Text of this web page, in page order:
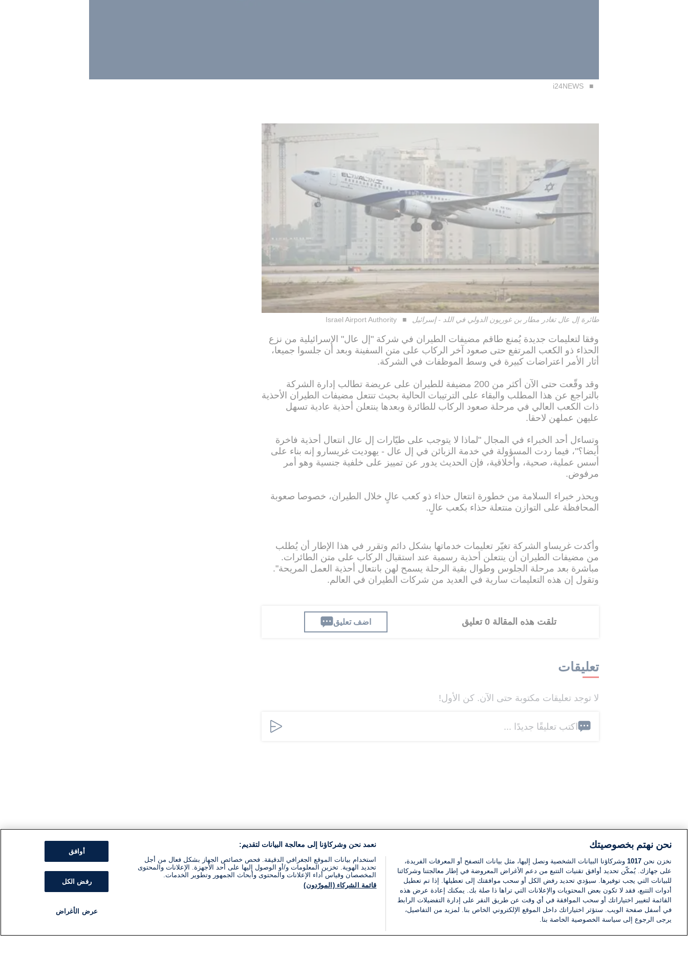
i24NEWS
طائرة إل عال تغادر مطار بن غوريون الدولي في اللد - إسرائيل Israel Airport Authority
وفقا لتعليمات جديدة يُمنع طاقم مضيفات الطيران في شركة "إل عال" الإسرائيلية من نزع
الحذاء ذو الكعب المرتفع حتى صعود آخر الركاب على متن السفينة وبعد أن جلسوا جميعا،
أثار الأمر اعتراضات كبيرة في وسط الموظفات في الشركة.
وقد وقّعت حتى الآن أكثر من 200 مضيفة للطيران على عريضة تطالب إدارة الشركة
بالتراجع عن هذا المطلب والبقاء على الترتيبات الحالية بحيث تنتعل مضيفات الطيران الأحذية
ذات الكعب العالي في مرحلة صعود الركاب للطائرة وبعدها ينتعلن أحذية عادية تسهل
عليهن عملهن لاحقا.
وتساءل أحد الخبراء في المجال "لماذا لا يتوجب على طيّارات إل عال انتعال أحذية فاخرة
أيضا؟"، فيما ردت المسؤولة في خدمة الزبائن في إل عال - يهوديت غريسارو إنه بناء على
أسس عملية، صحية، وأخلاقية، فإن الحديث يدور عن تمييز على خلفية جنسية وهو أمر
مرفوض.
ويحذر خبراء السلامة من خطورة انتعال حذاء ذو كعب عالٍ خلال الطيران، خصوصا صعوبة
المحافظة على التوازن منتعلة حذاء بكعب عالٍ.
وأكدت غريساو الشركة تغيّر تعليمات خدماتها بشكل دائم وتقرر في هذا الإطار أن يُطلب
من مضيفات الطيران أن ينتعلن أحذية رسمية عند استقبال الركاب على متن الطائرات.
مباشرة بعد مرحلة الجلوس وطوال بقية الرحلة يسمح لهن بانتعال أحذية العمل المريحة".
وتقول إن هذه التعليمات سارية في العديد من شركات الطيران في العالم.
تلقت هذه المقالة 0 تعليق اضف تعليق
تعليقات
لا توجد تعليقات مكتوبة حتى الآن. كن الأول!
اكتب تعليقًا جديدًا ...
نحن نهتم بخصوصيتك
نخزن نحن 1017 وشركاؤنا البيانات الشخصية ونصل إليها، مثل بيانات التصفح أو المعرفات الفريدة،
على جهازك. يُمكّن تحديد أوافق تقنيات التتبع من دعم الأغراض المعروضة في إطار معالجتنا وشركائنا
للبيانات التي يجب توفيرها. سيؤدي تحديد رفض الكل أو سحب موافقتك إلى تعطيلها. إذا تم تعطيل
أدوات التتبع، فقد لا تكون بعض المحتويات والإعلانات التي تراها ذا صلة بك. يمكنك إعادة عرض هذه
القائمة لتغيير اختياراتك أو سحب الموافقة في أي وقت عن طريق النقر على إدارة التفضيلات الرابط
في أسفل صفحة الويب. ستؤثر اختياراتك داخل الموقع الإلكتروني الخاص بنا. لمزيد من التفاصيل،
يرجى الرجوع إلى سياسة الخصوصية الخاصة بنا.
نعمد نحن وشركاؤنا إلى معالجة البيانات لتقديم:
استخدام بيانات الموقع الجغرافي الدقيقة. فحص خصائص الجهاز بشكل فعال من أجل
تحديد الهوية. تخزين المعلومات و/أو الوصول إليها على أحد الأجهزة. الإعلانات والمحتوى
المخصصان وقياس أداء الإعلانات والمحتوى وأبحاث الجمهور وتطوير الخدمات.
قائمة الشركاء (المورّدون)
أوافق
رفض الكل
عرض الأغراض